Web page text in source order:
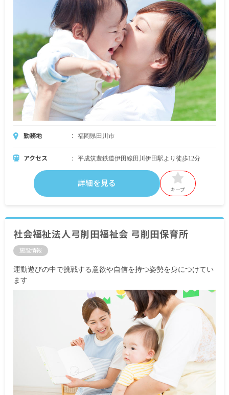
勤務地 福岡県田川市
アクセス 平成筑豊鉄道伊田線田川伊田駅より徒歩12分
詳細を見る
キープ
社会福祉法人弓削田福祉会 弓削田保育所
施設情報
運動遊びの中で挑戦する意欲や自信を持つ姿勢を身につけてい
ます